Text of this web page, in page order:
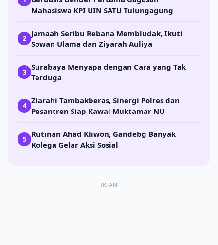
Mahasiswa KPI UIN SATU Tulungagung
2
Jamaah Seribu Rebana Membludak, Ikuti
Sowan Ulama dan Ziyarah Auliya
3
Surabaya Menyapa dengan Cara yang Tak
Terduga
4
Ziarahi Tambakberas, Sinergi Polres dan
Pesantren Siap Kawal Muktamar NU
5
Rutinan Ahad Kliwon, Gandebg Banyak
Kolega Gelar Aksi Sosial
IKLAN